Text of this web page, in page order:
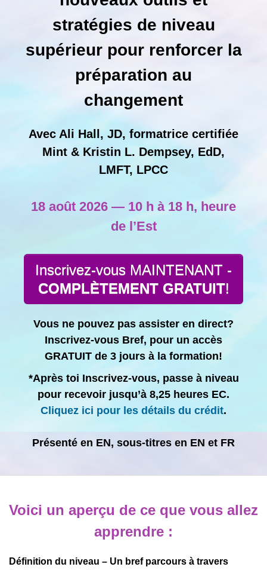
stratégies de niveau
supérieur pour renforcer la
préparation au
changement
Avec Ali Hall, JD, formatrice certifiée
Mint & Kristin L. Dempsey, EdD,
LMFT, LPCC
18 août 2026 — 10 h à 18 h, heure
de l’Est
Inscrivez-vous MAINTENANT -
COMPLÈTEMENT GRATUIT!
Vous ne pouvez pas assister en direct?
Inscrivez-vous Bref, pour un accès
GRATUIT de 3 jours à la formation!
*Après toi Inscrivez-vous, passe à niveau
pour recevoir jusqu’à 8,25 heures EC.
Cliquez ici pour les détails du crédit.
Présenté en EN, sous-titres en EN et FR
Voici un aperçu de ce que vous allez
apprendre :
Définition du niveau – Un bref parcours à travers